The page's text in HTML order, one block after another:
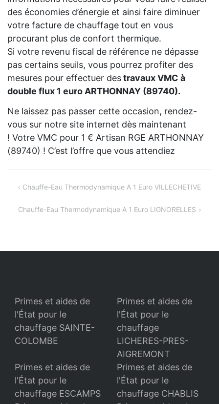
des économies d’énergie et ainsi faire diminuer
votre facture de chauffage tout en vous
procurant plus de confort thermique.
Si votre revenu fiscal de référence ne dépasse
pas certains seuils, vous pourrez profiter des
mesures pour effectuer destravaux VMC à
double flux 1 euro ARTHONNAY (89740).
Ne laissez pas passer cette occasion, rendez-
vous sur notre site internet dès maintenant
! Votre VMC pour 1 € Artisan RGE ARTHONNAY
(89740) ! C’est l’offre que vous attendiez
Navigation
Chauffe-Eau Thermodynamique A 1 Euro VILLECHETIVE
Chauffe-Eau Thermodynamique A 1 Euro LIGNORELLES
Primes et aides de
l'État pour le
chauffage SAINTE-
COLOMBE
Primes et aides de
l'État pour le
chauffage
LICHERES-PRES-
AIGREMONT
Primes et aides de
l'État pour le
chauffage ESCAMPS
Primes et aides de
l'État pour le
chauffage CHABLIS